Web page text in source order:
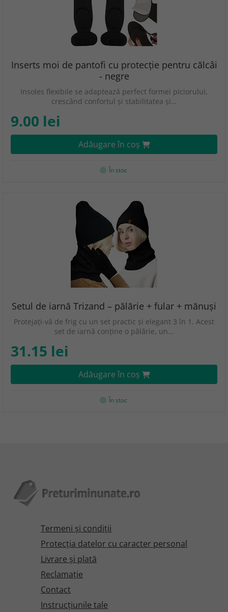
Inserts moi de pantofi cu protecție pentru călcâi
- negre
Insoles flexibile se adaptează perfect formei piciorului,
crescând confortul și stabilitatea și…
9.00 lei
Adăugare în coş
În stoc
Setul de iarnă Trizand – pălărie + fular + mănuși
Protejați-vă de frig cu un set practic și elegant 3 în 1. Acest
set de iarnă conține o pălărie, un…
31.15 lei
Adăugare în coş
În stoc
Termeni şi condiţii
Protecţia datelor cu caracter personal
Livrare și plată
Reclamaţie
Contact
Instrucțiunile tale